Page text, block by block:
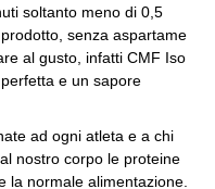
soltanto meno di 0,5
senza aspartame
al gusto, infatti CMF Iso
e un sapore
ad ogni atleta e a chi
nostro corpo le proteine
la normale alimentazione.